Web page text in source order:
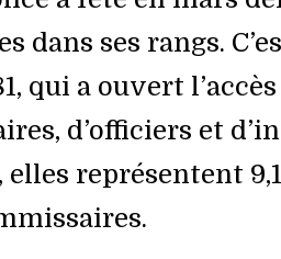
dans ses rangs.
qui a ouvert
d’officiers et
elles représentent